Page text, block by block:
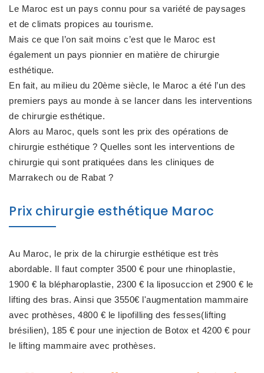
Le Maroc est un pays connu pour sa variété de paysages
et de climats propices au tourisme.
Mais ce que l’on sait moins c’est que le Maroc est
également un pays pionnier en matière de chirurgie
esthétique.
En fait, au milieu du 20ème siècle, le Maroc a été l’un des
premiers pays au monde à se lancer dans les interventions
de chirurgie esthétique.
Alors au Maroc, quels sont les prix des opérations de
chirurgie esthétique ? Quelles sont les interventions de
chirurgie qui sont pratiquées dans les cliniques de
Marrakech ou de Rabat ?
Prix chirurgie esthétique Maroc
Au Maroc, le prix de la chirurgie esthétique est très
abordable. Il faut compter 3500 € pour une rhinoplastie,
1900 € la blépharoplastie, 2300 € la liposuccion et 2900 € le
lifting des bras. Ainsi que 3550€ l'augmentation mammaire
avec prothèses, 4800 € le lipofilling des fesses(lifting
brésilien), 185 € pour une injection de Botox et 4200 € pour
le lifting mammaire avec prothèses.